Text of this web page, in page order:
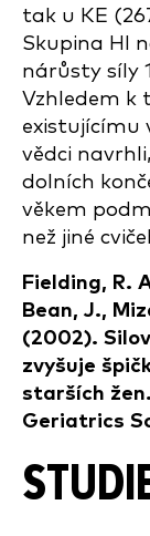
tak u KE
Skupina HI
nárůsty síly
Vzhledem k
existujícímu
vědci
dolních
věkem
než jiné
Fielding, R.
Bean, J.,
(2002).
zvyšuje
starších
Geriatrics